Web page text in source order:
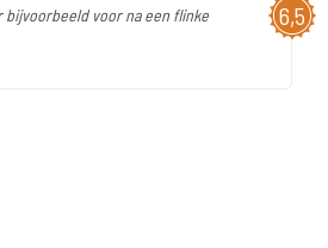
6,5
bijvoorbeeld voor na een flinke